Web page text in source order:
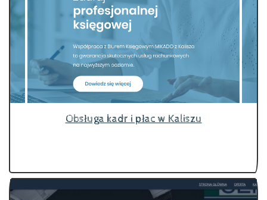
Obsługa kadr i płac w Kaliszu